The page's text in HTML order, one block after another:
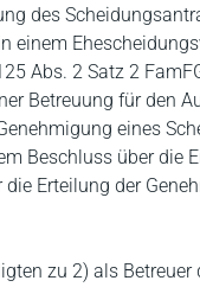
des
einem
Abs. 2 Satz 2
Betreuung für den
eines
Beschluss über die
Erteilung der
zu 2) als